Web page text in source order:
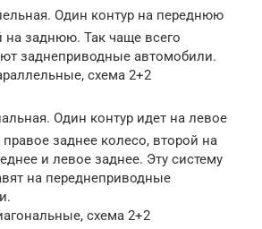
Один контур на переднюю
на заднюю. Так чаще всего
заднеприводные автомобили.
схема 2+2
Один контур идет на левое
заднее колесо, второй на
и левое заднее. Эту систему
на переднеприводные
схема 2+2